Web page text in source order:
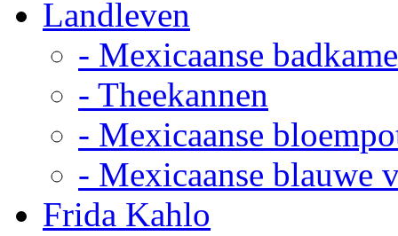
Landleven
- Mexicaanse
- Theekannen
- Mexicaanse
- Mexicaanse blauwe
Frida Kahlo